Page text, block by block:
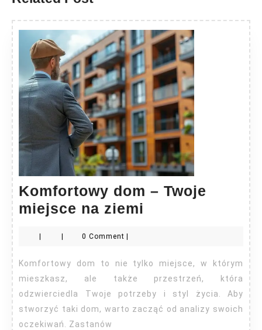
Komfortowy dom – Twoje
miejsce na ziemi
Twoje
miejsce
na
ziemi
0 Comment
Komfortowy dom to nie tylko miejsce, w którym
mieszkasz, ale także przestrzeń, która
odzwierciedla Twoje potrzeby i styl życia. Aby
stworzyć taki dom, warto zacząć od analizy swoich
oczekiwań. Zastanów